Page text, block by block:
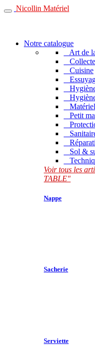
Nicollin Matériel
Notre catalogue
Art de
Cuisine
Petit
Sol &
Voir tous les
TABLE"
Nappe
Sacherie
Serviette